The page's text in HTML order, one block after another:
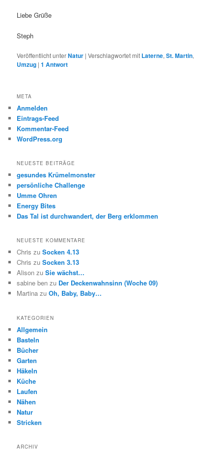
Liebe Grüße
Steph
Veröffentlicht unterNatur |Verschlagwortet mit Laterne,St. Martin,
Umzug |1 Antwort
META
Anmelden
Eintrags-Feed
Kommentar-Feed
WordPress.org
NEUESTE BEITRÄGE
gesundes Krümelmonster
persönliche Challenge
Umme Ohren
Energy Bites
Das Tal ist durchwandert, der Berg erklommen
NEUESTE KOMMENTARE
Chris zuSocken 4.13
Chris zuSocken 3.13
Alison zuSie wächst…
sabine ben zu Der Deckenwahnsinn (Woche 09)
Martina zuOh, Baby, Baby…
KATEGORIEN
Allgemein
Basteln
Bücher
Garten
Häkeln
Küche
Laufen
Nähen
Natur
Stricken
ARCHIV